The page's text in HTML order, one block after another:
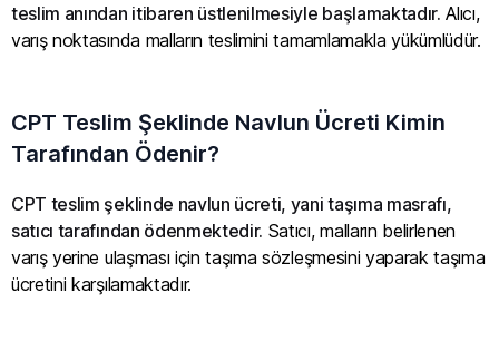
teslim anından itibaren üstlenilmesiyle başlamaktadır. Alıcı,
varış noktasında malların teslimini tamamlamakla yükümlüdür.
CPT Teslim Şeklinde Navlun Ücreti Kimin
Tarafından Ödenir?
CPT teslim şeklinde navlun ücreti, yani taşıma masrafı,
satıcı tarafından ödenmektedir. Satıcı, malların belirlenen
varış yerine ulaşması için taşıma sözleşmesini yaparak taşıma
ücretini karşılamaktadır.